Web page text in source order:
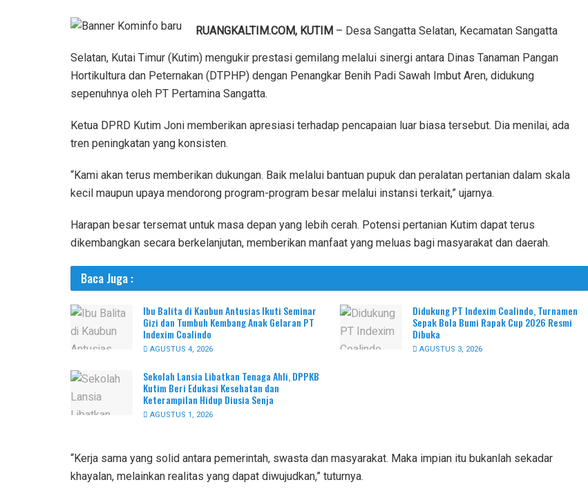
RUANGKALTIM.COM, KUTIM – Desa Sangatta Selatan, Kecamatan Sangatta
Selatan, Kutai Timur (Kutim) mengukir prestasi gemilang melalui sinergi antara Dinas Tanaman Pangan
Hortikultura dan Peternakan (DTPHP) dengan Penangkar Benih Padi Sawah Imbut Aren, didukung
sepenuhnya oleh PT Pertamina Sangatta.
Ketua DPRD Kutim Joni memberikan apresiasi terhadap pencapaian luar biasa tersebut. Dia menilai, ada
tren peningkatan yang konsisten.
“Kami akan terus memberikan dukungan. Baik melalui bantuan pupuk dan peralatan pertanian dalam skala
kecil maupun upaya mendorong program-program besar melalui instansi terkait,” ujarnya.
Harapan besar tersemat untuk masa depan yang lebih cerah. Potensi pertanian Kutim dapat terus
dikembangkan secara berkelanjutan, memberikan manfaat yang meluas bagi masyarakat dan daerah.
Baca Juga :
Ibu Balita di Kaubun Antusias Ikuti Seminar
Gizi dan Tumbuh Kembang Anak Gelaran PT
Indexim Coalindo
AGUSTUS 4, 2026
Didukung PT Indexim Coalindo, Turnamen
Sepak Bola Bumi Rapak Cup 2026 Resmi
Dibuka
AGUSTUS 3, 2026
Sekolah Lansia Libatkan Tenaga Ahli, DPPKB
Kutim Beri Edukasi Kesehatan dan
Keterampilan Hidup Diusia Senja
AGUSTUS 1, 2026
“Kerja sama yang solid antara pemerintah, swasta dan masyarakat. Maka impian itu bukanlah sekadar
khayalan, melainkan realitas yang dapat diwujudkan,” tuturnya.